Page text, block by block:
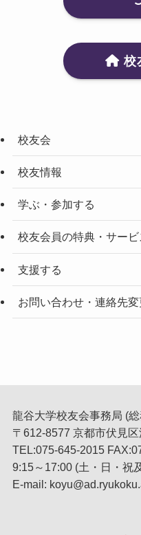
校
校友会
校友情報
学ぶ・参加する
校友会員の特典・サービ
支援する
お問い合わせ・連絡先変
龍谷大学校友会事務局 (
〒612-8577 京都市伏見
TEL:075-645-2015
9:15～17:00 (土・日・祝
E-mail: